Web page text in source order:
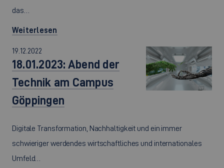
das…
Weiterlesen
19.12.2022
18.01.2023: Abend der
Technik am Campus
Göppingen
Digitale Transformation, Nachhaltigkeit und ein immer
schwieriger werdendes wirtschaftliches und internationales
Umfeld…